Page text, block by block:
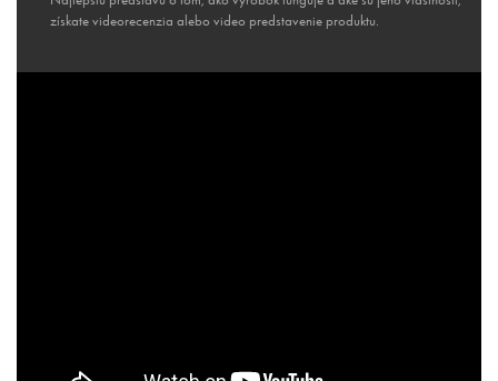
získate videorecenzia alebo video predstavenie produktu.